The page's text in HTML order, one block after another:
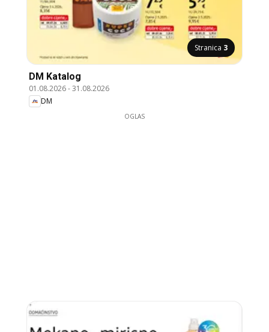
Stranica 3
DM Katalog
01.08.2026-31.08.2026
DM
OGLAS